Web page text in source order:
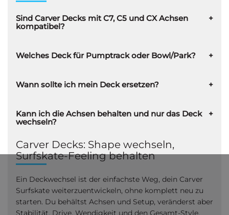
Sind Carver Decks mit C7, C5 und CX Achsen
kompatibel?
Welches Deck für Pumptrack oder Bowl/Park?
Wann sollte ich mein Deck ersetzen?
Kann ich die Achsen behalten und nur das Deck
wechseln?
Carver Decks: Shape wechseln,
Surfskate-Feeling behalten
Ein Deckwechsel ist der einfachste Weg, dein Carver
Surfskate weiterzuentwickeln, ohne komplett neu zu
starten. Du behältst Achsen und Setup, veränderst aber
Stabilität, Drive, Wendigkeit und den Gesamt-Style.